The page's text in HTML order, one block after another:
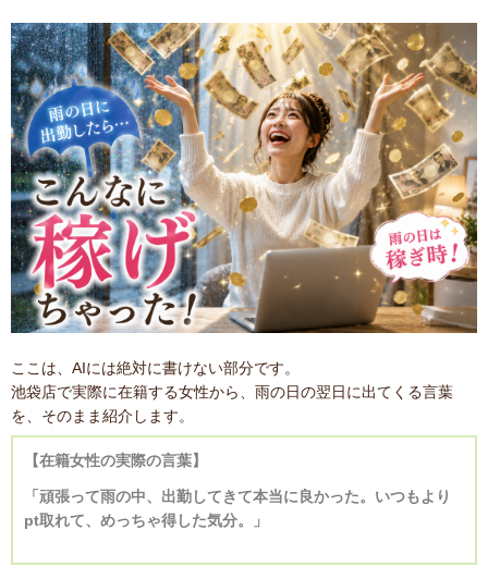
ここは、AIには絶対に書けない部分です。
池袋店で実際に在籍する女性から、雨の日の翌日に出てくる言葉
を、そのまま紹介します。
【在籍女性の実際の言葉】
「頑張って雨の中、出勤してきて本当に良かった。いつもより
pt取れて、めっちゃ得した気分。」